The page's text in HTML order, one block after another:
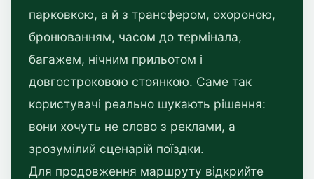
парковкою, а й з трансфером, охороною,
бронюванням, часом до термінала,
багажем, нічним прильотом і
довгостроковою стоянкою. Саме так
користувачі реально шукають рішення:
вони хочуть не слово з реклами, а
зрозумілий сценарій поїздки.
Для продовження маршруту відкрийте